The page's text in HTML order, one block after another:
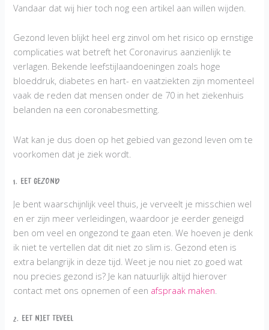
Vandaar dat wij hier toch nog een artikel aan willen wijden.
Gezond leven blijkt heel erg zinvol om het risico op ernstige
complicaties wat betreft het Coronavirus aanzienlijk te
verlagen. Bekende leefstijlaandoeningen zoals hoge
bloeddruk, diabetes en hart- en vaatziekten zijn momenteel
vaak de reden dat mensen onder de 70 in het ziekenhuis
belanden na een coronabesmetting.
Wat kan je dus doen op het gebied van gezond leven om te
voorkomen dat je ziek wordt.
1. Eet gezond
Je bent waarschijnlijk veel thuis, je verveelt je misschien wel
en er zijn meer verleidingen, waardoor je eerder geneigd
ben om veel en ongezond te gaan eten. We hoeven je denk
ik niet te vertellen dat dit niet zo slim is. Gezond eten is
extra belangrijk in deze tijd. Weet je nou niet zo goed wat
nou precies gezond is? Je kan natuurlijk altijd hierover
contact met ons opnemen of een afspraak maken.
2. Eet niet teveel